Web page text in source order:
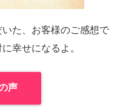
た、お客様のご感想で
幸せになるよ。
声